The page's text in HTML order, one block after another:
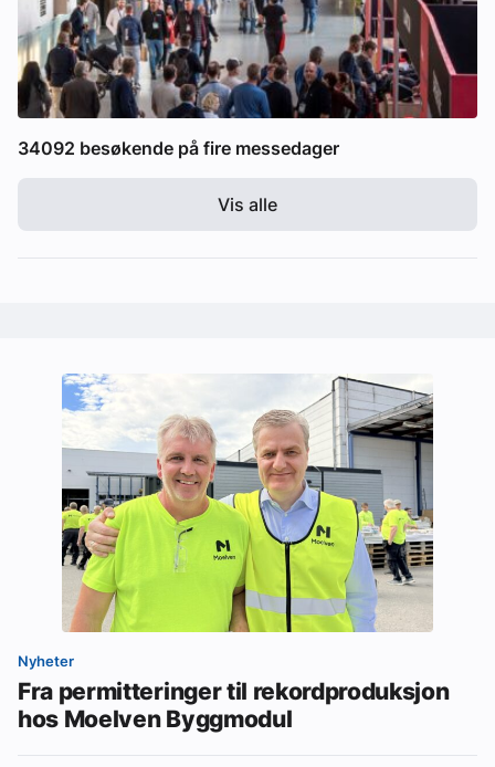
34092 besøkende på fire messedager
Vis alle
Nyheter
Fra permitteringer til rekordproduksjon
hos Moelven Byggmodul